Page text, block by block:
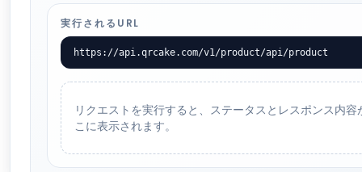
実行されるURL
https://api.qrcake.com/v1/product/api/product
リクエストを実行すると、ステータスとレスポンス内容
こに表示されます。